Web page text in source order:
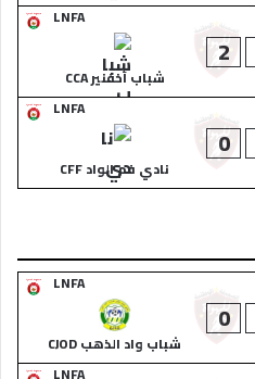
LNFA
2
شباب أخفنير CCA
LNFA
0
نادي فم الواد CFF
LNFA
0
شباب واد الذهب CJOD